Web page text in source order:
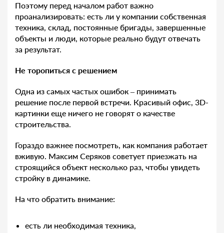
Поэтому перед началом работ важно
проанализировать: есть ли у компании собственная
техника, склад, постоянные бригады, завершенные
объекты и люди, которые реально будут отвечать
за результат.
Не торопиться с решением
Одна из самых частых ошибок – принимать
решение после первой встречи. Красивый офис, 3D-
картинки еще ничего не говорят о качестве
строительства.
Гораздо важнее посмотреть, как компания работает
вживую. Максим Серяков советует приезжать на
строящийся объект несколько раз, чтобы увидеть
стройку в динамике.
На что обратить внимание:
есть ли необходимая техника,